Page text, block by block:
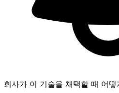
회사가 이 기술을 채택할 때 어